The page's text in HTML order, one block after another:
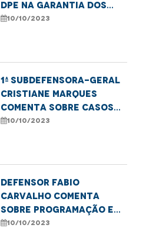
DPE na garantia dos
direitos das pessoas
10/10/2023
1ª Subdefensora-Geral
Cristiane Marques
comenta sobre casos
de violência contra
10/10/2023
Defensor Fabio
Carvalho comenta
sobre programação em
alusão aos 20 anos do
10/10/2023